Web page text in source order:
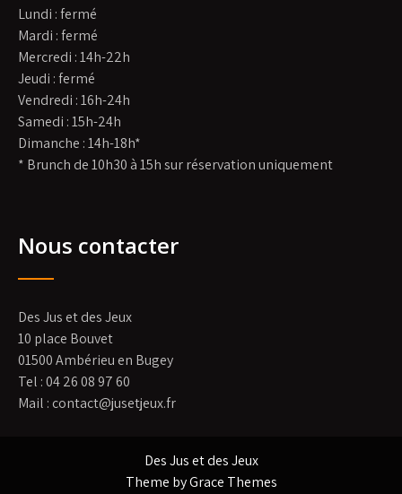
Lundi : fermé
Mardi : fermé
Mercredi : 14h-22h
Jeudi : fermé
Vendredi : 16h-24h
Samedi : 15h-24h
Dimanche : 14h-18h*
* Brunch de 10h30 à 15h sur réservation uniquement
Nous contacter
Des Jus et des Jeux
10 place Bouvet
01500 Ambérieu en Bugey
Tel : 04 26 08 97 60
Mail : contact@jusetjeux.fr
Des Jus et des Jeux
Theme by Grace Themes